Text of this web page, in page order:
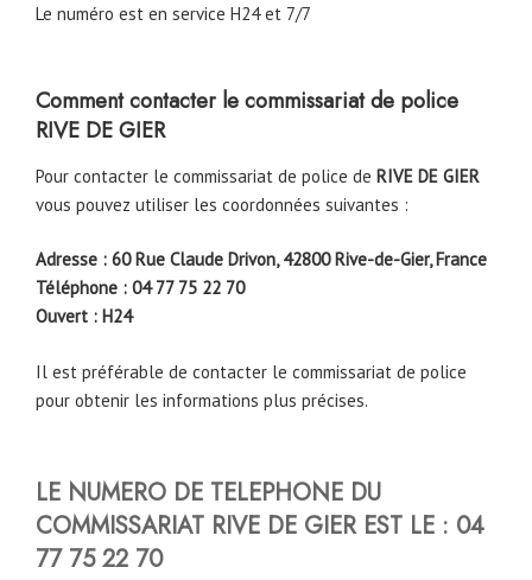
Le numéro est en service H24 et 7/7
Comment contacter le commissariat de police
RIVE DE GIER
Pour contacter le commissariat de police de RIVE DE GIER
vous pouvez utiliser les coordonnées suivantes :
Adresse : 60 Rue Claude Drivon, 42800 Rive-de-Gier, France
Téléphone : 04 77 75 22 70
Ouvert : H24
Il est préférable de contacter le commissariat de police
pour obtenir les informations plus précises.
LE NUMERO DE TELEPHONE DU
COMMISSARIAT RIVE DE GIER EST LE : 04
77 75 22 70